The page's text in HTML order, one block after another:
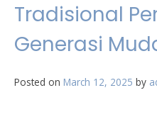
Tradisional
Generasi
Posted on March 12, 2025 by